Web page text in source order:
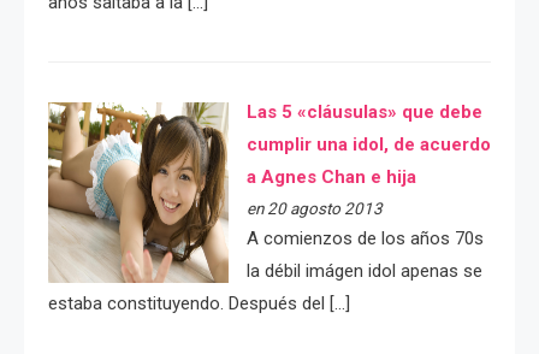
Las 5 «cláusulas» que debe
cumplir una idol, de acuerdo
a Agnes Chan e hija
en 20 agosto 2013
A comienzos de los años 70s
la débil imágen idol apenas se
estaba constituyendo. Después del […]